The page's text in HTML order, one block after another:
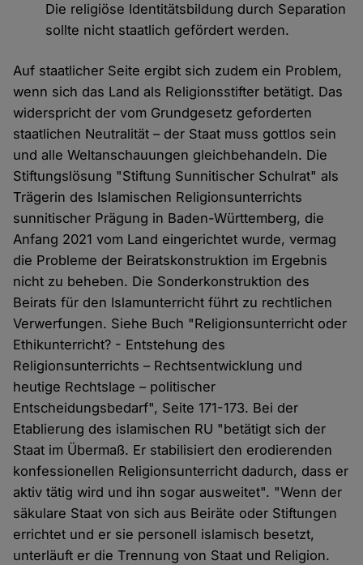
Die religiöse Identitätsbildung durch Separation
sollte nicht staatlich gefördert werden.
Auf staatlicher Seite ergibt sich zudem ein Problem,
wenn sich das Land als Religionsstifter betätigt. Das
widerspricht der vom Grundgesetz geforderten
staatlichen Neutralität – der Staat muss gottlos sein
und alle Weltanschauungen gleichbehandeln. Die
Stiftungslösung "Stiftung Sunnitischer Schulrat" als
Trägerin des Islamischen Religionsunterrichts
sunnitischer Prägung in Baden-Württemberg, die
Anfang 2021 vom Land eingerichtet wurde, vermag
die Probleme der Beiratskonstruktion im Ergebnis
nicht zu beheben. Die Sonderkonstruktion des
Beirats für den Islamunterricht führt zu rechtlichen
Verwerfungen. Siehe Buch "Religionsunterricht oder
Ethikunterricht? - Entstehung des
Religionsunterrichts – Rechtsentwicklung und
heutige Rechtslage – politischer
Entscheidungsbedarf", Seite 171-173. Bei der
Etablierung des islamischen RU "betätigt sich der
Staat im Übermaß. Er stabilisiert den erodierenden
konfessionellen Religionsunterricht dadurch, dass er
aktiv tätig wird und ihn sogar ausweitet". "Wenn der
säkulare Staat von sich aus Beiräte oder Stiftungen
errichtet und er sie personell islamisch besetzt,
unterläuft er die Trennung von Staat und Religion.